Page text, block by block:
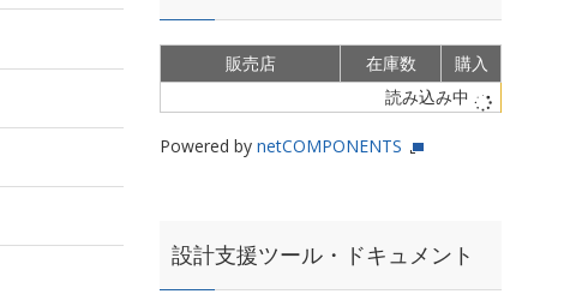
販売店 在庫数
購入
読み込み中
Powered by netCOMPONENTS
設計支援ツール・ドキュメント